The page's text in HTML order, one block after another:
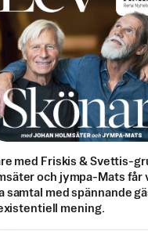
med Friskis & Svettis-
och jympa-Mats får
samtal med spännande
mening.